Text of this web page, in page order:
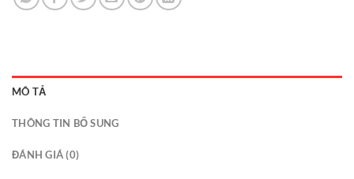
MÔ TẢ
THÔNG TIN BỔ SUNG
ĐÁNH GIÁ (0)